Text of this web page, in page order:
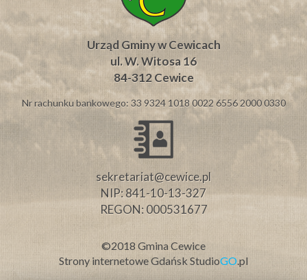
Urząd Gminy w Cewicach
ul. W. Witosa 16
84-312 Cewice
Nr rachunku bankowego: 33 9324 1018 0022 6556 2000 0330
sekretariat@cewice.pl
NIP: 841-10-13-327
REGON: 000531677
©2018 Gmina Cewice
Strony internetowe Gdańsk StudioGO.pl